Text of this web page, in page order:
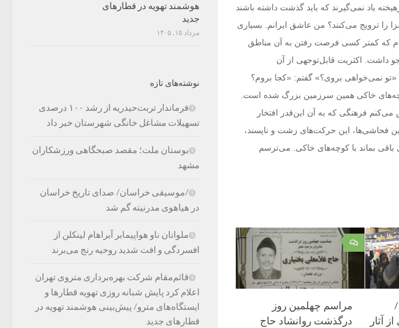
یاد نمی‌گیرند که باید گذشت داشته باشند
را ترویج می‌کنند؟ من عاشق ایرانم. بسیاری
که کمتر کسی فرصت رفتن به آن مناطق
داشت. اکثریت قابل‌توجهی از آن
«تو نمی‌خواهی بروی؟» گفتم: «کجا بروم؟
خاکی همین سرزمین بزرگ شده است.
فرهنگی که به آن این‌قدر افتخار
فحاشی‌ها، این حرکت‌های زشت و ناپسند،
بماند با کوچه‌های خاکی. می‌ترسم
۰
مراسم چهلمین روز
درگذشت روانشاد حاج
آثار
هوشمند تهویه در قطارهای
جدید
مرداد ۱۵, ۱۴۰۵
نوشته‌های تازه
فرماندار تربت‌حیدریه از رشد ۱۰۰ درصدی
تسهیلات مشاغل خانگی شهرستان خبر داد
بوستان ملت؛ مقصد صبحگاهی ورزشکاران
مشهد
/موسیقی خراسان/ صدای تاریخ خراسان
در هیاهوی مدرنیته گم شد
ملوانان ناو هواپیمابر آبراهام لینکلن از
افسردگی و افت شدید روحیه رنج می‌برند
قائم‌مقام شرکت بهره‌برداری متروی تهران
اعلام کرد پایش شبانه روزی تهویه قطارها و
ایستگاه‌های مترو/ پیش‌بینی هوشمند تهویه در
قطارهای جدید